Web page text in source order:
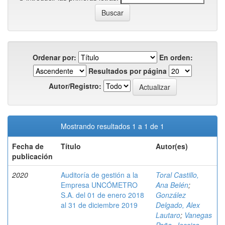
Ordenar por:
En orden:
Resultados por página
Autor/Registro:
Mostrando resultados 1 a 1 de 1
Fecha de
publicación
Título Autor(es)
2020
Auditoría de gestión a la
Empresa UNCÓMETRO
S.A. del 01 de enero 2018
al 31 de diciembre 2019
Toral Castillo,
Ana Belén;
González
Delgado, Alex
Lautaro; Vanegas